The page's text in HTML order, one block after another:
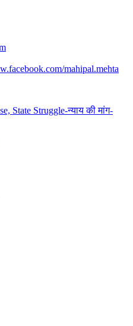
mahipal.mehta
State Struggle-न्याय की मांग-